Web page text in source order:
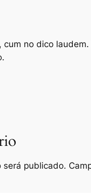
cum no dico
será publicado.